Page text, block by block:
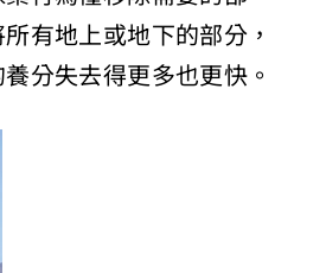
有地上或地下的部分，
分失去得更多也更快。